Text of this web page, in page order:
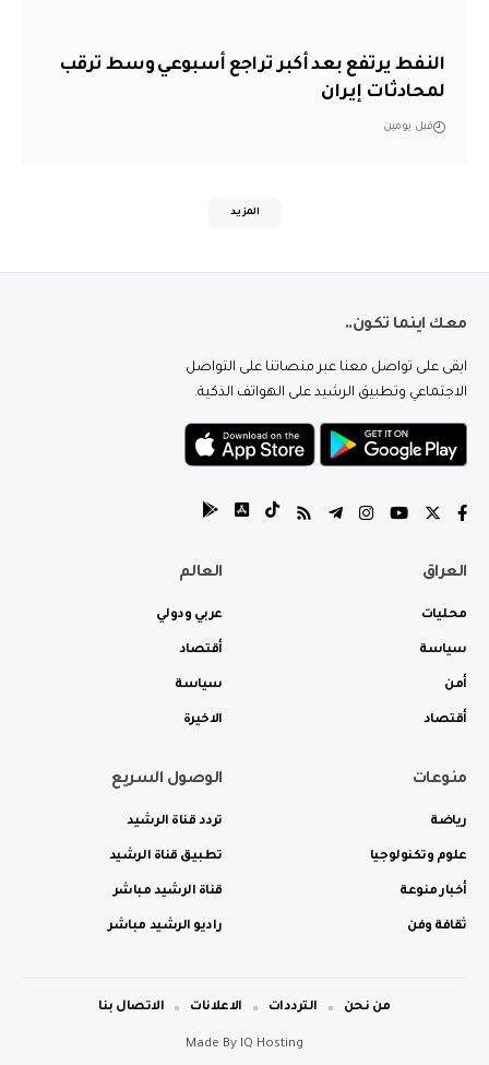
النفط يرتفع بعد أكبر تراجع أسبوعي وسط ترقب
لمحادثات إيران
قبل يومين
المزيد
معك اينما تكون..
ابقى على تواصل معنا عبر منصاتنا على التواصل
الاجتماعي وتطبيق الرشيد على الهواتف الذكية.
العراق
محليات
سياسة
أمن
أقتصاد
العالم
عربي ودولي
أقتصاد
سياسة
الاخيرة
منوعات
رياضة
علوم وتكنولوجيا
أخبار منوعة
ثقافة وفن
الوصول السريع
تردد قناة الرشيد
تطبيق قناة الرشيد
قناة الرشيد مباشر
راديو الرشيد مباشر
Made By IQ Hosting
من نحن الترددات الاعلانات الاتصال بنا